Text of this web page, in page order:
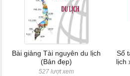
Bài giảng Tài nguyên du lịch
(Bản đẹp)
527 lượt xem
Sổ
lịch